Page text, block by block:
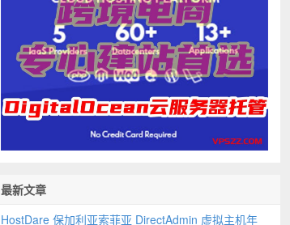
最新文章
HostDare 保加利亚索菲亚 DirectAdmin 虚拟主机年